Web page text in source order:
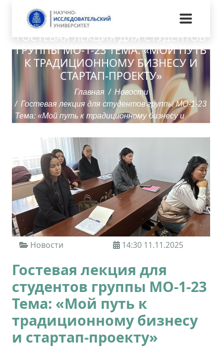
ГОСТЕВАЯ ЛЕКЦИЯ ДЛЯ СТУДЕНТОВ
ГРУППЫ МО-1-23 ТЕМА: «МОЙ ПУТЬ
К ТРАДИЦИОННОМУ БИЗНЕСУ И
СТАРТАП-ПРОЕКТУ»
Главная
Новости
Гостевая лекция для студентов группы МО-1-23
Тема: «Мой путь к традиционному бизнесу и
Новости 14:30 11.11.2025
Гостевая лекция для
студентов группы МО-1-23
Тема: «Мой путь к
традиционному бизнесу
и стартап-проекту»